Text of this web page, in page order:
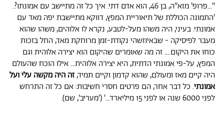
"...פרופ' מזא"ה, בן 46, הוא אדם דתי. איך כל זה מתיישב עם אמונתו?.
'התמונה הכוללת של תיאוריית המפץ, דווקא מתיישבת יפה מאד עם
אמונתי. בעיני, היה משהו מעל-לטבע, נקרא לו אלוהים, משהו שהוא
מעבר לפיסיקה - שבאיוזשהי נקודת-זמן מרוחקת מאד, החל בזכות
כוחו את היקום.... זה מה שאומרים שהיקום הוא יצירה אלוהית וגם
המפץ, על-פי אמונתי הדתית, היא יצירה אלוהית... אילו הוכח שהעולם
היה קיים מאז ומעולם, שהוא קדמון וקיים תמיד,זה היה מקשה עלי ועל
אמונתי. כל דבר אחר, הם פרטים חסרי חשיבות: אם כל זה התרחש
לפני 6000 שנה או לפני 15 מיליארד...' ('מעריב', שם).